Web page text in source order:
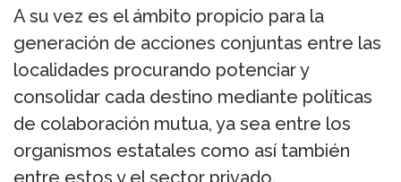
A su vez es el ámbito propicio para la
generación de acciones conjuntas entre las
localidades procurando potenciar y
consolidar cada destino mediante políticas
de colaboración mutua, ya sea entre los
organismos estatales como así también